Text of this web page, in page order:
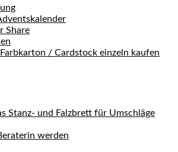
Share
/ Cardstock einzeln kaufen
Stanz- und Falzbrett für Umschläge
werden